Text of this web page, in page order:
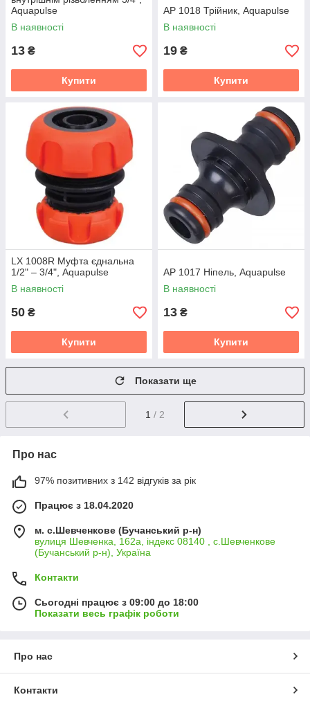
Aquapulse
В наявності
13 ₴
Купити
АР 1018 Трійник, Aquapulse
В наявності
19 ₴
Купити
LX 1008R Муфта єднальна
1/2" – 3/4", Aquapulse
В наявності
50 ₴
Купити
АР 1017 Ніпель, Aquapulse
В наявності
13 ₴
Купити
Показати ще
1 / 2
Про нас
97% позитивних з 142 відгуків за рік
Працює з 18.04.2020
м. с.Шевченкове (Бучанський р-н)
вулиця Шевченка, 162а, індекс 08140 , с.Шевченкове
(Бучанський р-н), Україна
Контакти
Сьогодні працює з 09:00 до 18:00
Показати весь графік роботи
Про нас
Контакти